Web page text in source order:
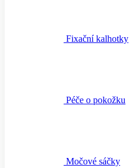
Fixační kalhotky
Péče o pokožku
Močové sáčky